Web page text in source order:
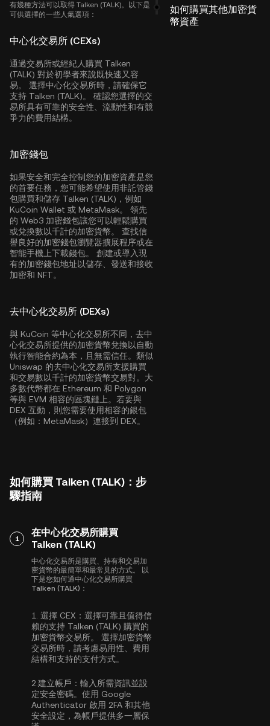
有幾種方法可以取得 Talken (TALK)。以下是
可供選擇的一些人氣選項：
中心化交易所 (CEXs)
通過交易所或經紀人購買 Talken
(TALK) 對於初學者來說既快速又容
易。 選擇中心化交易所時，請確保它
支持 Talken (TALK)。 確認您選擇的交
易所具有可靠的安全性、流動性和有競
爭力的費用結構。
加密錢包
如果安全和完全控制您的加密資產是您
的首要任務，您可能希望使用非託管錢
包購買和儲存 Talken (TALK)，例如
KuCoin Wallet 或 MetaMask。 領先
的 Web3 加密錢包讓您可以輕鬆購買
或兌換數以千計的加密貨幣。 查找信
譽良好的加密錢包瀏覽器擴展程序或在
智能手機上下載錢包。 創建或導入現
有的加密錢包地址以儲存、發送和接收
加密和 NFT。
去中心化交易所 (DEXs)
與 KuCoin 等中心化交易所不同，去中
心化交易所提供的加密貨幣兌換以自動
執行智能合約為本，且無需信任。類似
Uniswap 的去中心化交易所支援購買
和交易數以千計的加密貨幣交易對。大
多數代幣都在 Ethereum 和 Polygon
等與 EVM 相容的區塊鏈上。若要與
DEX 互動，則您需要使用相容的銀包
（例如：MetaMask）連接到 DEX。
如何購買 Talken (TALK)：步
驟指南
1
在中心化交易所購買
Talken (TALK)
中心化交易所是購買、持有和交易加
密貨幣的最簡單和最常見的方式。 以
下是您如何通中心化交易所購買
Talken (TALK)：
1. 選擇 CEX： 選擇可靠且值得信
賴的支持 Talken (TALK) 購買的
加密貨幣交易所。 選擇加密貨幣
交易所時，請考慮易用性、費用
結構和支持的支付方式。
2. 建立帳戶： 輸入所需資訊並設
定安全密碼。使用 Google
Authenticator 啟用 2FA 和其他
安全設定，為帳戶提供多一層保
如何購買其他加密貨
幣資產